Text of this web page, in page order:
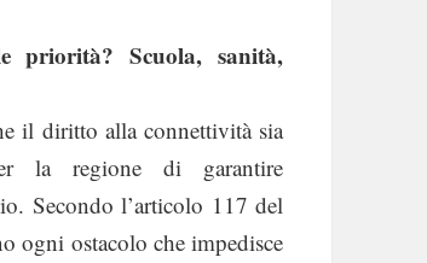
Scuola, sanità,
il diritto alla connettività sia
la regione di garantire
Secondo l’articolo 117 del
ogni ostacolo che impedisce